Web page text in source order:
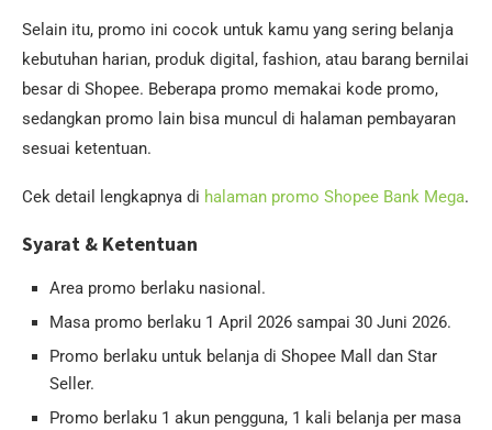
Selain itu, promo ini cocok untuk kamu yang sering belanja
kebutuhan harian, produk digital, fashion, atau barang bernilai
besar di Shopee. Beberapa promo memakai kode promo,
sedangkan promo lain bisa muncul di halaman pembayaran
sesuai ketentuan.
Cek detail lengkapnya di halaman promo Shopee Bank Mega.
Syarat & Ketentuan
Area promo berlaku nasional.
Masa promo berlaku 1 April 2026 sampai 30 Juni 2026.
Promo berlaku untuk belanja di Shopee Mall dan Star
Seller.
Promo berlaku 1 akun pengguna, 1 kali belanja per masa